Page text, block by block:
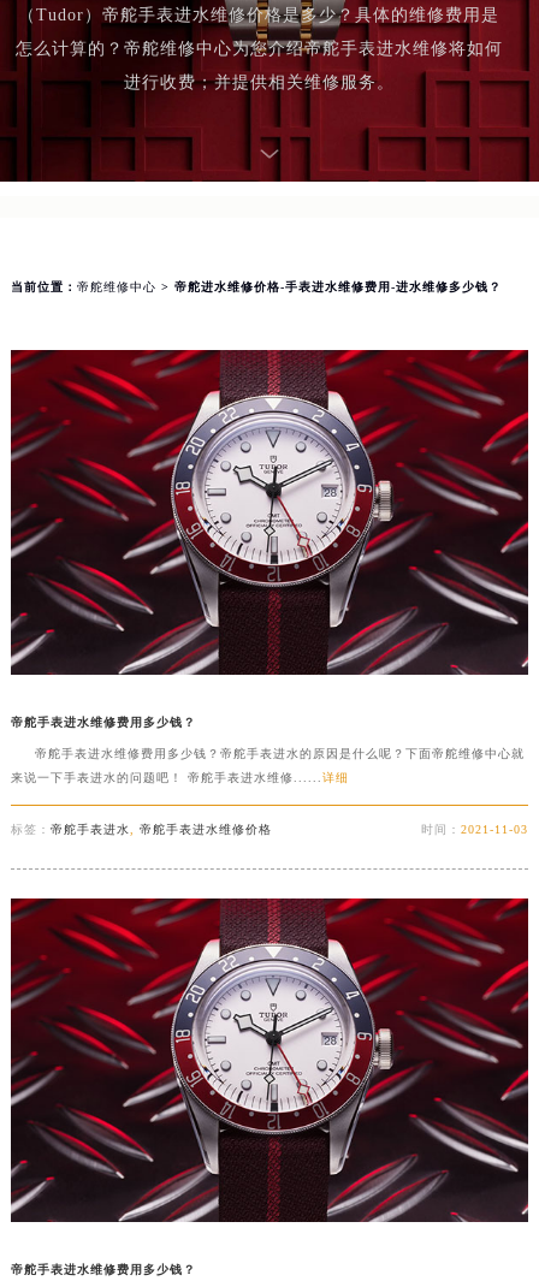
（Tudor）帝舵手表进水维修价格是多少？具体的维修费用是
怎么计算的？帝舵维修中心为您介绍帝舵手表进水维修将如何
进行收费；并提供相关维修服务。
当前位置： 帝舵维修中心 > 帝舵进水维修价格-手表进水维修费用-进水维修多少钱？
帝舵手表进水维修费用多少钱？
帝舵手表进水维修费用多少钱？帝舵手表进水的原因是什么呢？下面帝舵维修中心就
来说一下手表进水的问题吧！ 帝舵手表进水维修...... 详细
标签： 帝舵手表进水 帝舵手表进水维修价格 时间：2021-11-03
帝舵手表进水维修费用多少钱？